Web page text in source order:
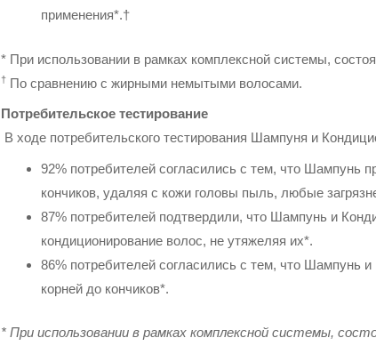
применения*.†
* При использовании в рамках комплексной системы,
† По сравнению с жирными немытыми волосами.
Потребительское тестирование
В ходе потребительского тестирования Шампуня и
92% потребителей согласились с тем, что Шампунь
кончиков, удаляя с кожи головы пыль, любые
87% потребителей подтвердили, что Шампунь и
кондиционирование волос, не утяжеляя их*.
86% потребителей согласились с тем, что Шампунь
корней до кончиков*.
* При использовании в рамках комплексной системы,